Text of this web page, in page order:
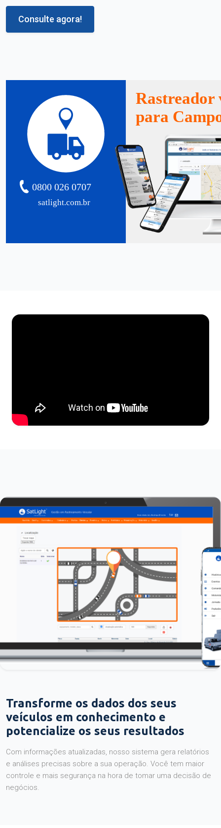
Consulte agora!
satlight.com.br
0800 026 0707
Rastreador
para
Transforme os dados dos seus
veículos em conhecimento e
potencialize os seus resultados
Com informações atualizadas, nosso sistema gera relatórios
e análises precisas sobre a sua operação. Você tem maior
controle e mais segurança na hora de tomar uma decisão de
negócios.